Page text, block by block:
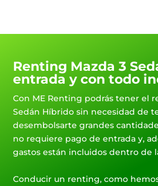
Renting Mazda 3
entrada y con todo
Con ME Renting podrás tener el
Sedán Híbrido sin necesidad de
desembolsarte grandes
no requiere pago de entrada y,
gastos están incluidos dentro de
Conducir un renting, como